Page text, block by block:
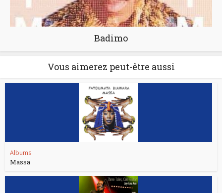
Badimo
Vous aimerez peut-être aussi
Albums
Massa